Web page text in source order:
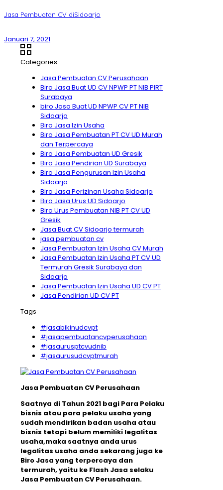
Jasa Pembuatan CV diSidoarjo
Januari 7, 2021
Categories
Jasa Pembuatan CV Perusahaan
Biro Jasa Buat UD CV NPWP PT NIB PIRT
Surabaya
biro Jasa Buat UD NPWP CV PT NIB
Sidoarjo
Biro Jasa Izin Usaha
Biro Jasa Pembuatan PT CV UD Murah
dan Terpercaya
Biro Jasa Pembuatan UD Gresik
Biro Jasa Pendirian UD Surabaya
Biro Jasa Pengurusan Izin Usaha
Sidoarjo
Biro Jasa Perizinan Usaha Sidoarjo
Biro Jasa Urus UD Sidoarjo
Biro Urus Pembuatan NIB PT CV UD
Gresik
Jasa Buat CV Sidoarjo termurah
jasa pembuatan cv
Jasa Pembuatan Izin Usaha CV Murah
Jasa Pembuatan Izin Usaha PT CV UD
Termurah Gresik Surabaya dan
Sidoarjo
Jasa Pembuatan Izin Usaha UD CV PT
Jasa Pendirian UD CV PT
Tags
#jasabikinudcvpt
#jasapembuatancvperusahaan
#jasaurusptcvudnib
#jasaurusudcvptmurah
Jasa Pembuatan CV Perusahaan
Saatnya di Tahun 2021 bagi Para Pelaku
bisnis atau para pelaku usaha yang
sudah mendirikan badan usaha atau
bisnis tetapi belum memiliki legalitas
usaha,maka saatnya anda urus
legalitas usaha anda sekarang juga ke
Biro Jasa yang terpercaya dan
termurah, yaitu ke Flash Jasa selaku
Jasa Pembuatan CV Perusahaan.